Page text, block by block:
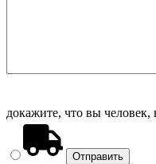
докажите, что вы человек,